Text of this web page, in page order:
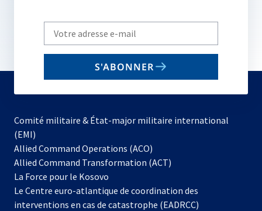
Write
your
email
S'ABONNER
Comité militaire & État-major militaire international
(EMI)
Allied Command Operations (ACO)
dans
nouvel
onglet
Allied Command Transformation (ACT)
La Force pour le Kosovo
dans
un
Le Centre euro-atlantique de coordination des
interventions en cas de catastrophe (EADRCC)